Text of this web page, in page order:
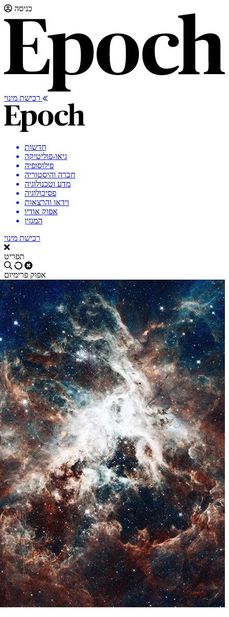
כניסה
חדשות
גיאו-פוליטיקה
פילוסופיה
חברה והיסטוריה
מדע וטכנולוגיה
פסיכולוגיה
וידאו והרצאות
אפוק אודיו
המגזין
רכישת מינוי
תפריט
אפוק פרימיום